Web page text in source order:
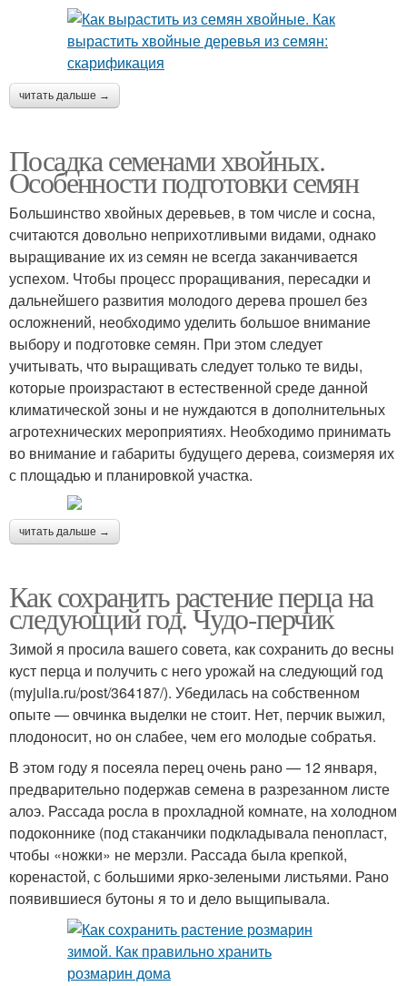
читать дальше →
Посадка семенами хвойных.
Особенности подготовки семян
Большинство хвойных деревьев, в том числе и сосна,
считаются довольно неприхотливыми видами, однако
выращивание их из семян не всегда заканчивается
успехом. Чтобы процесс проращивания, пересадки и
дальнейшего развития молодого дерева прошел без
осложнений, необходимо уделить большое внимание
выбору и подготовке семян. При этом следует
учитывать, что выращивать следует только те виды,
которые произрастают в естественной среде данной
климатической зоны и не нуждаются в дополнительных
агротехнических мероприятиях. Необходимо принимать
во внимание и габариты будущего дерева, соизмеряя их
с площадью и планировкой участка.
читать дальше →
Как сохранить растение перца на
следующий год. Чудо-перчик
Зимой я просила вашего совета, как сохранить до весны
куст перца и получить с него урожай на следующий год
(myjulia.ru/post/364187/). Убедилась на собственном
опыте — овчинка выделки не стоит. Нет, перчик выжил,
плодоносит, но он слабее, чем его молодые собратья.
В этом году я посеяла перец очень рано — 12 января,
предварительно подержав семена в разрезанном листе
алоэ. Рассада росла в прохладной комнате, на холодном
подоконнике (под стаканчики подкладывала пенопласт,
чтобы «ножки» не мерзли. Рассада была крепкой,
коренастой, с большими ярко-зелеными листьями. Рано
появившиеся бутоны я то и дело выщипывала.